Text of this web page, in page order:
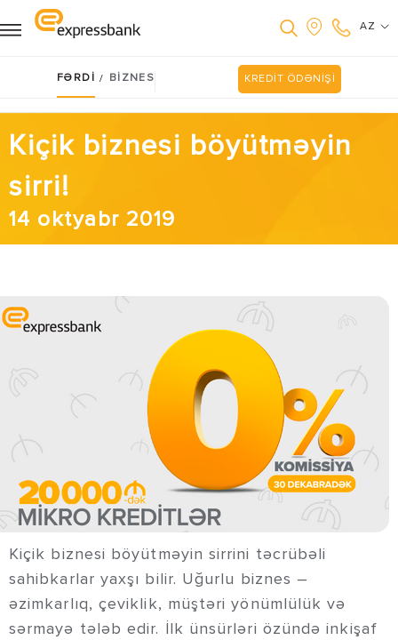
AZ
FƏRDİ / BİZNES KREDİT ÖDƏNİŞİ
Kiçik biznesi böyütməyin
sirri!
14 oktyabr 2019
Kiçik biznesi böyütməyin sirrini təcrübəli
sahibkarlar yaxşı bilir. Uğurlu biznes –
əzimkarlıq, çeviklik, müştəri yönümlülük və
sərmayə tələb edir. İlk ünsürləri özündə inkişaf